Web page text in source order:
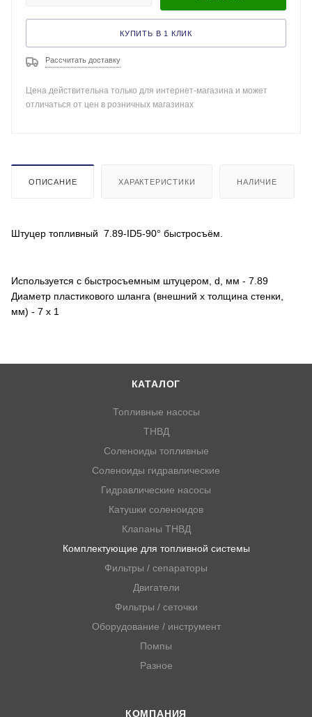
КУПИТЬ В 1 КЛИК
Рассчитать доставку
Цена действительна только для интернет-магазина и может
отличаться от цен в розничных магазинах
ОПИСАНИЕ ХАРАКТЕРИСТИКИ НАЛИЧИЕ
Штуцер топливный 7.89-ID5-90° быстросъём.
Используется с быстросъемным штуцером, d, мм - 7.89
Диаметр пластикового шланга (внешний х толщина стенки,
мм) - 7 х 1
КАТАЛОГ
Топливные насосы
ТНВД
Соленоиды топливные
Соленоиды гидравлические
Гидравлические насосы
Катушки соленоидов
Клапаны ТНВД
Комплектующие для топливной системы
Фильтры / сепараторы
Двигатели
Фильтры / сеточки
Оборудование / инструмент
Помпы
Разное
КОМПАНИЯ